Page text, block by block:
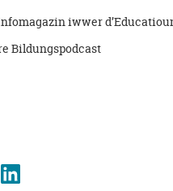
iwwer
Bildungspodcast